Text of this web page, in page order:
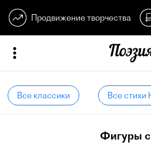
Продвижение творчества
Все классики Все стихи
Фигуры